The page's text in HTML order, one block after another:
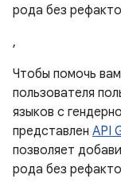
рода без
,
Чтобы помочь
пользователя
языков с
представлен API
позволяет
рода без